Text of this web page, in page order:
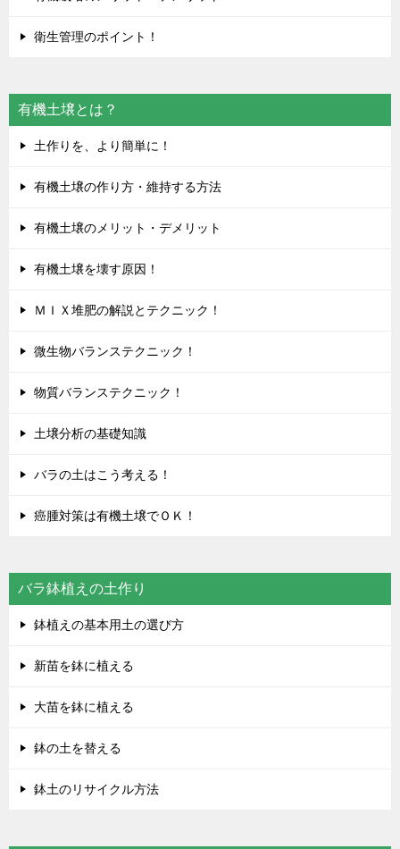
衛生管理のポイント！
有機土壌とは？
土作りを、より簡単に！
有機土壌の作り方・維持する方法
有機土壌のメリット・デメリット
有機土壌を壊す原因！
ＭＩＸ堆肥の解説とテクニック！
微生物バランステクニック！
物質バランステクニック！
土壌分析の基礎知識
バラの土はこう考える！
癌腫対策は有機土壌でＯＫ！
バラ鉢植えの土作り
鉢植えの基本用土の選び方
新苗を鉢に植える
大苗を鉢に植える
鉢の土を替える
鉢土のリサイクル方法